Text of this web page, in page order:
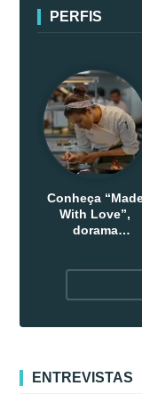
PERFIS
Conheça
With Love”,
dorama
ENTREVISTAS